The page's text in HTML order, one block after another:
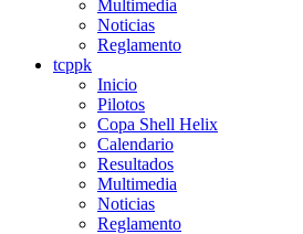
Multimedia
Noticias
Reglamento
tcppk
Inicio
Pilotos
Copa Shell Helix
Calendario
Resultados
Multimedia
Noticias
Reglamento